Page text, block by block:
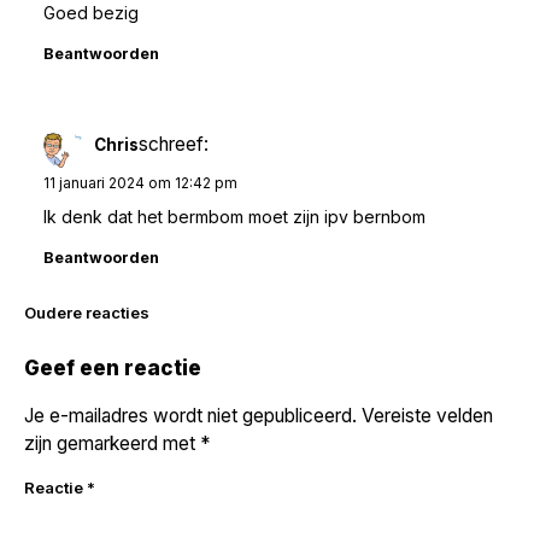
Goed bezig
Beantwoorden
Chrisschreef:
11 januari 2024 om 12:42 pm
Ik denk dat het bermbom moet zijn ipv bernbom
Beantwoorden
Reacties
Oudere reacties
Geef een reactie
Je e-mailadres wordt niet gepubliceerd. Vereiste velden
zijn gemarkeerd met *
Reactie *